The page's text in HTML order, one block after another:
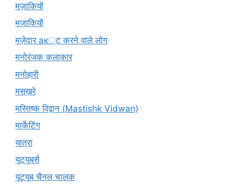
मज़ाकियों
मजाकियों
मज़ेदार ак्ट करने वाले लोग
मनोरंजक कलाकार
मनोहारी
मसख़रे
मस्तिष्क विद्वान (Mastishk Vidwan)
मार्केटिंग
यात्रा
यूटयूबर्स
यूट्यूब चैनल चालक